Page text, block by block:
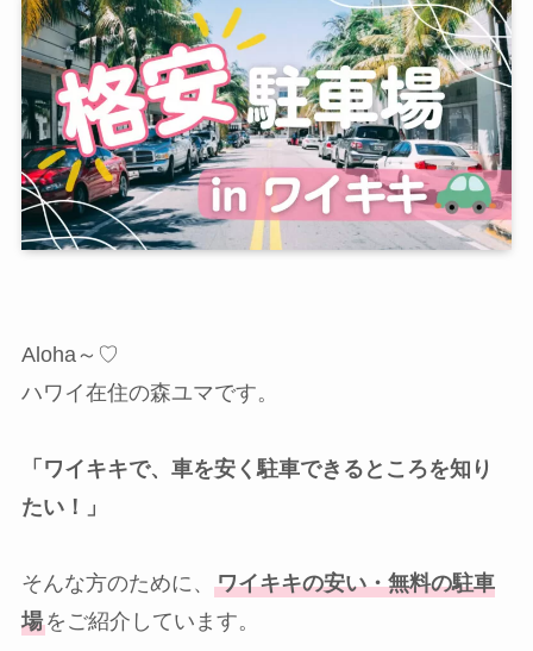
Aloha～♡
ハワイ在住の森ユマです。
「ワイキキで、車を安く駐車できるところを知り
たい！」
そんな方のために、 ワイキキの安い・無料の駐車
場をご紹介しています。